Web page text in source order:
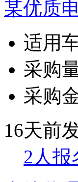
某优质
适用
采购
采购
16天前
2人报